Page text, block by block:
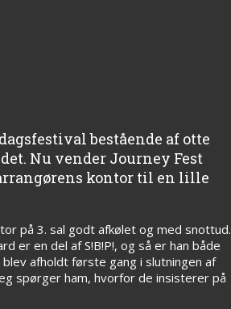
bestående af otte
Nu vender Journey Fest
kontor til en lille
på 3. sal godt afkølet og med snottud.
er en del af S!B!P!, og så er han både
afholdt første gang i slutningen af
spørger ham, hvorfor de insisterer på